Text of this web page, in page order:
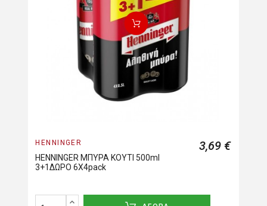
HENNINGER
HENNINGER ΜΠΥΡΑ ΚΟΥΤΙ 500ml
3+1ΔΩΡΟ 6X4pack
3,69 €